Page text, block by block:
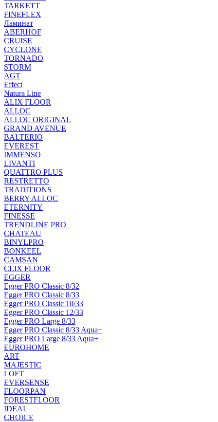
TARKETT
FINEFLEX
Ламинат
ABERHOF
CRUISE
CYCLONE
TORNADO
STORM
AGT
Effect
Natura Line
ALIX FLOOR
ALLOC
ALLOC ORIGINAL
GRAND AVENUE
BALTERIO
EVEREST
IMMENSO
LIVANTI
QUATTRO PLUS
RESTRETTO
TRADITIONS
BERRY ALLOC
ETERNITY
FINESSE
TRENDLINE PRO
CHATEAU
BINYLPRO
BONKEEL
CAMSAN
CLIX FLOOR
EGGER
Egger PRO Classic 8/32
Egger PRO Classic 8/33
Egger PRO Classic 10/33
Egger PRO Classic 12/33
Egger PRO Large 8/33
Egger PRO Classic 8/33 Aqua+
Egger PRO Large 8/33 Aqua+
EUROHOME
ART
MAJESTIC
LOFT
EVERSENSE
FLOORPAN
FORESTFLOOR
IDEAL
CHOICE